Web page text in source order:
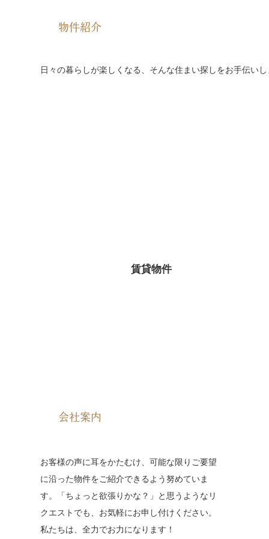
物件紹介
日々の暮らしが楽しくなる、そんな住まい探しをお手伝い
賃貸物件
会社案内
お客様の声に耳をかたむけ、可能な限りご要望
に沿った物件をご紹介できるよう努めていま
す。「ちょっと欲張りかな？」と思うようなリ
クエストでも、お気軽にお申し付けください。
私たちは、全力でお力になります！